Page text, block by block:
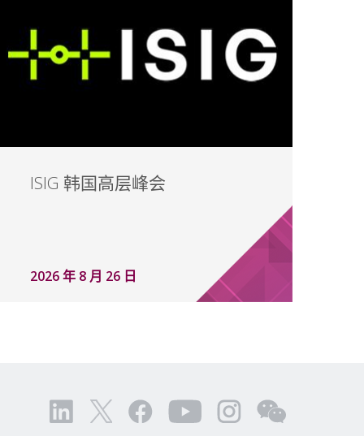
ISIG 韩国高层峰会
2026 年 8 月 26 日